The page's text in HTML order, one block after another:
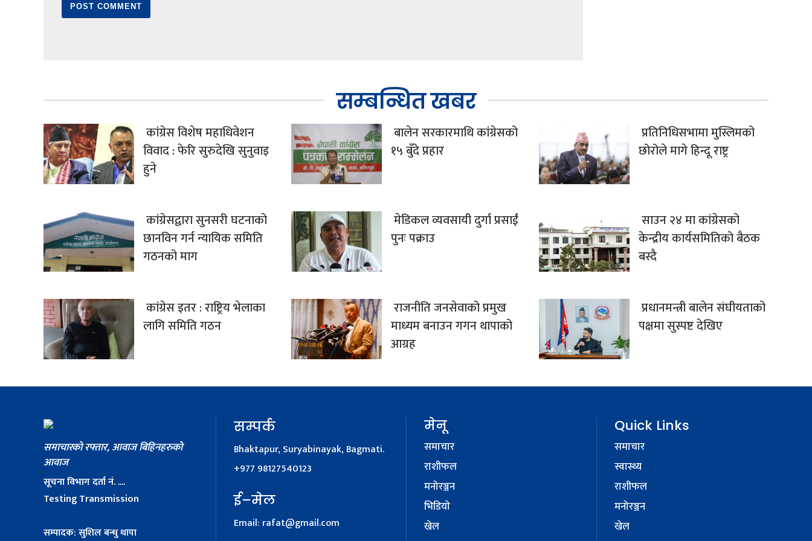
सम्बन्धित खबर
कांग्रेस विशेष महाधिवेशन
विवाद : फेरि सुरुदेखि सुनुवाइ
हुने
बालेन सरकारमाथि कांग्रेसको
१५ बुँदे प्रहार
प्रतिनिधिसभामा मुस्लिमको
छोरोले मागे हिन्दू राष्ट्र
कांग्रेसद्वारा सुनसरी घटनाको
छानविन गर्न न्यायिक समिति
गठनको माग
मेडिकल व्यवसायी दुर्गा प्रसाईं
पुनः पक्राउ
साउन २४ मा कांग्रेसको
केन्द्रीय कार्यसमितिको बैठक
बस्दै
कांग्रेस इतर : राष्ट्रिय भेलाका
लागि समिति गठन
राजनीति जनसेवाको प्रमुख
माध्यम बनाउन गगन थापाको
आग्रह
प्रधानमन्त्री बालेन संघीयताको
पक्षमा सुस्पष्ट देखिए
समाचारको रफ्तार, आवाज बिहिनहरुको
आवाज
सूचना विभाग दर्ता नं. ....
Testing Transmission
सम्पादक: सुशिल बन्धु थापा
सम्पर्क
Bhaktapur, Suryabinayak, Bagmati.
+977 98127540123
ई–मेल
Email: rafat@gmail.com
मेनू
समाचार
राशीफल
मनोरञ्जन
भिडियाे
खेल
Quick Links
समाचार
स्वास्थ्य
राशीफल
मनोरञ्जन
खेल